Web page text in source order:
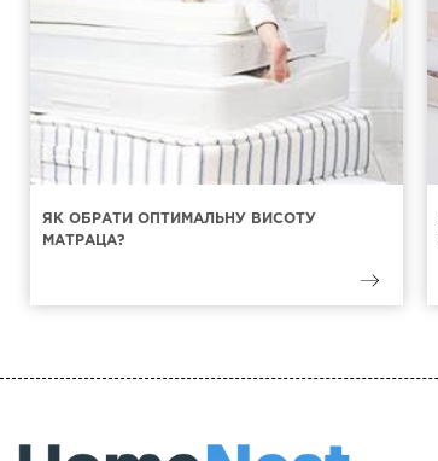
ЯК ОБРАТИ ОПТИМАЛЬНУ ВИСОТУ
МАТРАЦА?